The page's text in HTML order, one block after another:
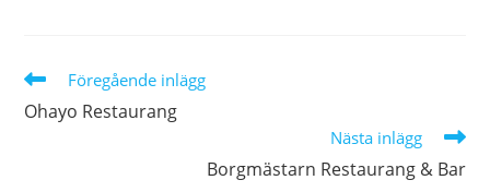
Läs
fler
artiklar
Föregående inlägg
Ohayo Restaurang
Nästa inlägg
Borgmästarn Restaurang & Bar